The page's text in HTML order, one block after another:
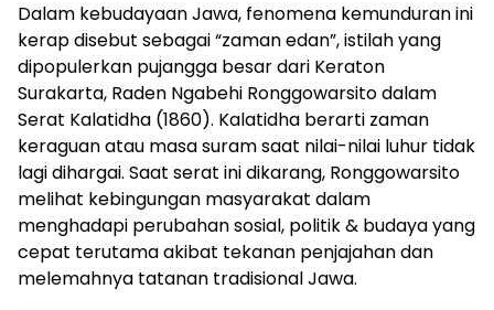
Dalam kebudayaan Jawa, fenomena kemunduran ini
kerap disebut sebagai “zaman edan”, istilah yang
dipopulerkan pujangga besar dari Keraton
Surakarta, Raden Ngabehi Ronggowarsito dalam
Serat Kalatidha (1860). Kalatidha berarti zaman
keraguan atau masa suram saat nilai-nilai luhur tidak
lagi dihargai. Saat serat ini dikarang, Ronggowarsito
melihat kebingungan masyarakat dalam
menghadapi perubahan sosial, politik & budaya yang
cepat terutama akibat tekanan penjajahan dan
melemahnya tatanan tradisional Jawa.